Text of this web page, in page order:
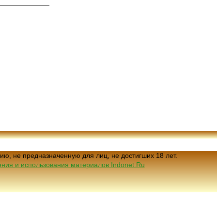
не предназначенную для лиц, не достигших 18 лет.
и использования материалов Indonet.Ru